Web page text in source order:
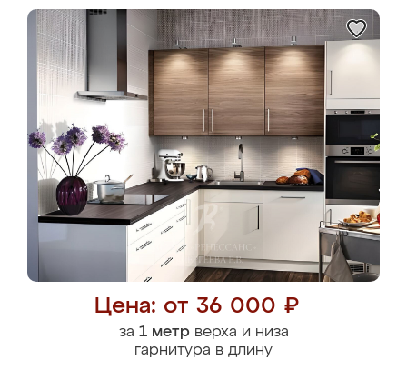
Цена: от 36 000 ₽
за 1 метрверха и низа
гарнитура в длину